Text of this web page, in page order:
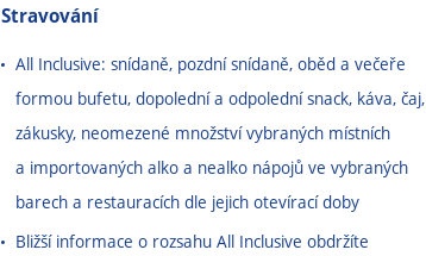
Stravování
All Inclusive: snídaně, pozdní snídaně, oběd a večeře
formou bufetu, dopolední a odpolední snack, káva, čaj,
zákusky, neomezené množství vybraných místních
a importovaných alko a nealko nápojů ve vybraných
barech a restauracích dle jejich otevírací doby
Bližší informace o rozsahu All Inclusive obdržíte